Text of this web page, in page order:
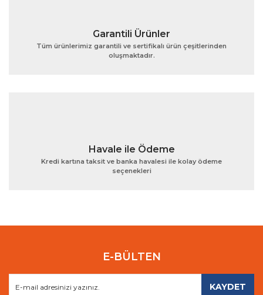
Gönder
Garantili Ürünler
Tüm ürünlerimiz garantili ve sertifikalı ürün çeşitlerinden
oluşmaktadır.
Havale ile Ödeme
Kredi kartına taksit ve banka havalesi ile kolay ödeme
seçenekleri
E-BÜLTEN
KAYDET